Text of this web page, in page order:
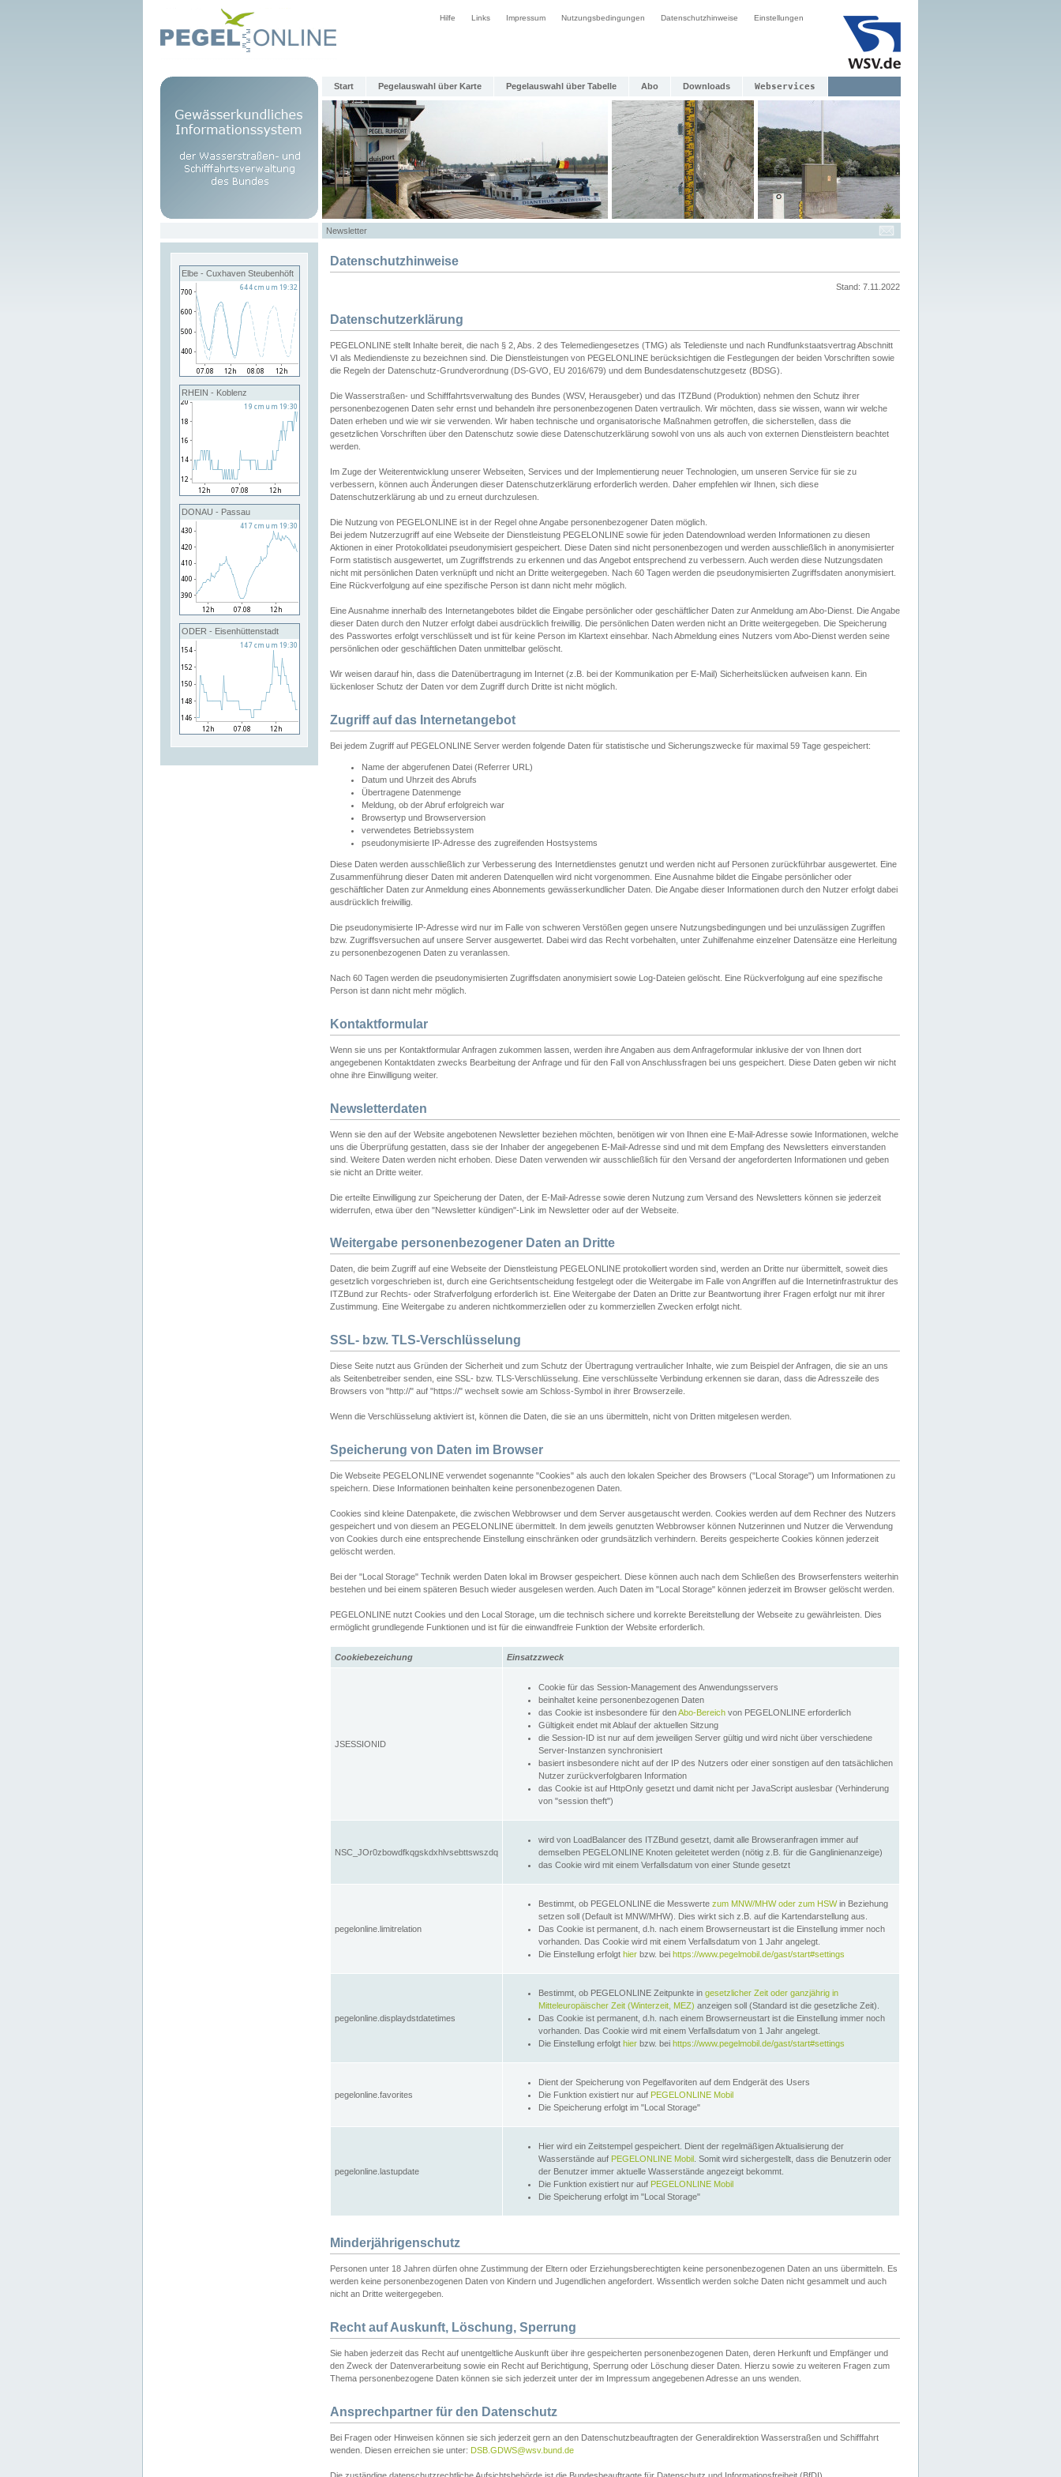
Hilfe Links Impressum Nutzungsbedingungen Datenschutzhinweise Einstellungen
Start Pegelauswahl über Karte Pegelauswahl über Tabelle Abo Downloads Webservices
Newsletter
Elbe - Cuxhaven Steubenhöft
RHEIN - Koblenz
DONAU - Passau
ODER - Eisenhüttenstadt
Datenschutzhinweise
Stand: 7.11.2022
Datenschutzerklärung
PEGELONLINE stellt Inhalte bereit, die nach § 2, Abs. 2 des Telemediengesetzes (TMG) als Teledienste und nach Rundfunkstaatsvertrag Abschnitt
VI als Mediendienste zu bezeichnen sind. Die Dienstleistungen von PEGELONLINE berücksichtigen die Festlegungen der beiden Vorschriften sowie
die Regeln der Datenschutz-Grundverordnung (DS-GVO, EU 2016/679) und dem Bundesdatenschutzgesetz (BDSG).
Die Wasserstraßen- und Schifffahrtsverwaltung des Bundes (WSV, Herausgeber) und das ITZBund (Produktion) nehmen den Schutz ihrer
personenbezogenen Daten sehr ernst und behandeln ihre personenbezogenen Daten vertraulich. Wir möchten, dass sie wissen, wann wir welche
Daten erheben und wie wir sie verwenden. Wir haben technische und organisatorische Maßnahmen getroffen, die sicherstellen, dass die
gesetzlichen Vorschriften über den Datenschutz sowie diese Datenschutzerklärung sowohl von uns als auch von externen Dienstleistern beachtet
werden.
Im Zuge der Weiterentwicklung unserer Webseiten, Services und der Implementierung neuer Technologien, um unseren Service für sie zu
verbessern, können auch Änderungen dieser Datenschutzerklärung erforderlich werden. Daher empfehlen wir Ihnen, sich diese
Datenschutzerklärung ab und zu erneut durchzulesen.
Die Nutzung von PEGELONLINE ist in der Regel ohne Angabe personenbezogener Daten möglich.
Bei jedem Nutzerzugriff auf eine Webseite der Dienstleistung PEGELONLINE sowie für jeden Datendownload werden Informationen zu diesen
Aktionen in einer Protokolldatei pseudonymisiert gespeichert. Diese Daten sind nicht personenbezogen und werden ausschließlich in anonymisierter
Form statistisch ausgewertet, um Zugriffstrends zu erkennen und das Angebot entsprechend zu verbessern. Auch werden diese Nutzungsdaten
nicht mit persönlichen Daten verknüpft und nicht an Dritte weitergegeben. Nach 60 Tagen werden die pseudonymisierten Zugriffsdaten anonymisiert.
Eine Rückverfolgung auf eine spezifische Person ist dann nicht mehr möglich.
Eine Ausnahme innerhalb des Internetangebotes bildet die Eingabe persönlicher oder geschäftlicher Daten zur Anmeldung am Abo-Dienst. Die Angabe
dieser Daten durch den Nutzer erfolgt dabei ausdrücklich freiwillig. Die persönlichen Daten werden nicht an Dritte weitergegeben. Die Speicherung
des Passwortes erfolgt verschlüsselt und ist für keine Person im Klartext einsehbar. Nach Abmeldung eines Nutzers vom Abo-Dienst werden seine
persönlichen oder geschäftlichen Daten unmittelbar gelöscht.
Wir weisen darauf hin, dass die Datenübertragung im Internet (z.B. bei der Kommunikation per E-Mail) Sicherheitslücken aufweisen kann. Ein
lückenloser Schutz der Daten vor dem Zugriff durch Dritte ist nicht möglich.
Zugriff auf das Internetangebot
Bei jedem Zugriff auf PEGELONLINE Server werden folgende Daten für statistische und Sicherungszwecke für maximal 59 Tage gespeichert:
Name der abgerufenen Datei (Referrer URL)
Datum und Uhrzeit des Abrufs
Übertragene Datenmenge
Meldung, ob der Abruf erfolgreich war
Browsertyp und Browserversion
verwendetes Betriebssystem
pseudonymisierte IP-Adresse des zugreifenden Hostsystems
Diese Daten werden ausschließlich zur Verbesserung des Internetdienstes genutzt und werden nicht auf Personen zurückführbar ausgewertet. Eine
Zusammenführung dieser Daten mit anderen Datenquellen wird nicht vorgenommen. Eine Ausnahme bildet die Eingabe persönlicher oder
geschäftlicher Daten zur Anmeldung eines Abonnements gewässerkundlicher Daten. Die Angabe dieser Informationen durch den Nutzer erfolgt dabei
ausdrücklich freiwillig.
Die pseudonymisierte IP-Adresse wird nur im Falle von schweren Verstößen gegen unsere Nutzungsbedingungen und bei unzulässigen Zugriffen
bzw. Zugriffsversuchen auf unsere Server ausgewertet. Dabei wird das Recht vorbehalten, unter Zuhilfenahme einzelner Datensätze eine Herleitung
zu personenbezogenen Daten zu veranlassen.
Nach 60 Tagen werden die pseudonymisierten Zugriffsdaten anonymisiert sowie Log-Dateien gelöscht. Eine Rückverfolgung auf eine spezifische
Person ist dann nicht mehr möglich.
Kontaktformular
Wenn sie uns per Kontaktformular Anfragen zukommen lassen, werden ihre Angaben aus dem Anfrageformular inklusive der von Ihnen dort
angegebenen Kontaktdaten zwecks Bearbeitung der Anfrage und für den Fall von Anschlussfragen bei uns gespeichert. Diese Daten geben wir nicht
ohne ihre Einwilligung weiter.
Newsletterdaten
Wenn sie den auf der Website angebotenen Newsletter beziehen möchten, benötigen wir von Ihnen eine E-Mail-Adresse sowie Informationen, welche
uns die Überprüfung gestatten, dass sie der Inhaber der angegebenen E-Mail-Adresse sind und mit dem Empfang des Newsletters einverstanden
sind. Weitere Daten werden nicht erhoben. Diese Daten verwenden wir ausschließlich für den Versand der angeforderten Informationen und geben
sie nicht an Dritte weiter.
Die erteilte Einwilligung zur Speicherung der Daten, der E-Mail-Adresse sowie deren Nutzung zum Versand des Newsletters können sie jederzeit
widerrufen, etwa über den "Newsletter kündigen"-Link im Newsletter oder auf der Webseite.
Weitergabe personenbezogener Daten an Dritte
Daten, die beim Zugriff auf eine Webseite der Dienstleistung PEGELONLINE protokolliert worden sind, werden an Dritte nur übermittelt, soweit dies
gesetzlich vorgeschrieben ist, durch eine Gerichtsentscheidung festgelegt oder die Weitergabe im Falle von Angriffen auf die Internetinfrastruktur des
ITZBund zur Rechts- oder Strafverfolgung erforderlich ist. Eine Weitergabe der Daten an Dritte zur Beantwortung ihrer Fragen erfolgt nur mit ihrer
Zustimmung. Eine Weitergabe zu anderen nichtkommerziellen oder zu kommerziellen Zwecken erfolgt nicht.
SSL- bzw. TLS-Verschlüsselung
Diese Seite nutzt aus Gründen der Sicherheit und zum Schutz der Übertragung vertraulicher Inhalte, wie zum Beispiel der Anfragen, die sie an uns
als Seitenbetreiber senden, eine SSL- bzw. TLS-Verschlüsselung. Eine verschlüsselte Verbindung erkennen sie daran, dass die Adresszeile des
Browsers von "http://" auf "https://" wechselt sowie am Schloss-Symbol in ihrer Browserzeile.
Wenn die Verschlüsselung aktiviert ist, können die Daten, die sie an uns übermitteln, nicht von Dritten mitgelesen werden.
Speicherung von Daten im Browser
Die Webseite PEGELONLINE verwendet sogenannte "Cookies" als auch den lokalen Speicher des Browsers ("Local Storage") um Informationen zu
speichern. Diese Informationen beinhalten keine personenbezogenen Daten.
Cookies sind kleine Datenpakete, die zwischen Webbrowser und dem Server ausgetauscht werden. Cookies werden auf dem Rechner des Nutzers
gespeichert und von diesem an PEGELONLINE übermittelt. In dem jeweils genutzten Webbrowser können Nutzerinnen und Nutzer die Verwendung
von Cookies durch eine entsprechende Einstellung einschränken oder grundsätzlich verhindern. Bereits gespeicherte Cookies können jederzeit
gelöscht werden.
Bei der "Local Storage" Technik werden Daten lokal im Browser gespeichert. Diese können auch nach dem Schließen des Browserfensters weiterhin
bestehen und bei einem späteren Besuch wieder ausgelesen werden. Auch Daten im "Local Storage" können jederzeit im Browser gelöscht werden.
PEGELONLINE nutzt Cookies und den Local Storage, um die technisch sichere und korrekte Bereitstellung der Webseite zu gewährleisten. Dies
ermöglicht grundlegende Funktionen und ist für die einwandfreie Funktion der Website erforderlich.
Cookiebezeichung Einsatzzweck
JSESSIONID
Cookie für das Session-Management des Anwendungsservers
beinhaltet keine personenbezogenen Daten
das Cookie ist insbesondere für denAbo-Bereich von PEGELONLINE erforderlich
Gültigkeit endet mit Ablauf der aktuellen Sitzung
die Session-ID ist nur auf dem jeweiligen Server gültig und wird nicht über verschiedene
Server-Instanzen synchronisiert
basiert insbesondere nicht auf der IP des Nutzers oder einer sonstigen auf den tatsächlichen
Nutzer zurückverfolgbaren Information
das Cookie ist auf HttpOnly gesetzt und damit nicht per JavaScript auslesbar (Verhinderung
von "session theft")
NSC_JOr0zbowdfkqgskdxhlvsebttswszdq
wird von LoadBalancer des ITZBund gesetzt, damit alle Browseranfragen immer auf
demselben PEGELONLINE Knoten geleitetet werden (nötig z.B. für die Ganglinienanzeige)
das Cookie wird mit einem Verfallsdatum von einer Stunde gesetzt
pegelonline.limitrelation
Bestimmt, ob PEGELONLINE die Messwerte zum MNW/MHW oder zum HSWin Beziehung
setzen soll (Default ist MNW/MHW). Dies wirkt sich z.B. auf die Kartendarstellung aus.
Das Cookie ist permanent, d.h. nach einem Browserneustart ist die Einstellung immer noch
vorhanden. Das Cookie wird mit einem Verfallsdatum von 1 Jahr angelegt.
Die Einstellung erfolgt hier bzw. bei https://www.pegelmobil.de/gast/start#settings
pegelonline.displaydstdatetimes
Bestimmt, ob PEGELONLINE Zeitpunkte in gesetzlicher Zeit oder ganzjährig in
Mitteleuropäischer Zeit (Winterzeit, MEZ) anzeigen soll (Standard ist die gesetzliche Zeit).
Das Cookie ist permanent, d.h. nach einem Browserneustart ist die Einstellung immer noch
vorhanden. Das Cookie wird mit einem Verfallsdatum von 1 Jahr angelegt.
Die Einstellung erfolgt hier bzw. bei https://www.pegelmobil.de/gast/start#settings
pegelonline.favorites
Dient der Speicherung von Pegelfavoriten auf dem Endgerät des Users
Die Funktion existiert nur auf PEGELONLINE Mobil
Die Speicherung erfolgt im "Local Storage"
pegelonline.lastupdate
Hier wird ein Zeitstempel gespeichert. Dient der regelmäßigen Aktualisierung der
Wasserstände auf PEGELONLINE Mobil . Somit wird sichergestellt, dass die Benutzerin oder
der Benutzer immer aktuelle Wasserstände angezeigt bekommt.
Die Funktion existiert nur auf PEGELONLINE Mobil
Die Speicherung erfolgt im "Local Storage"
Minderjährigenschutz
Personen unter 18 Jahren dürfen ohne Zustimmung der Eltern oder Erziehungsberechtigten keine personenbezogenen Daten an uns übermitteln. Es
werden keine personenbezogenen Daten von Kindern und Jugendlichen angefordert. Wissentlich werden solche Daten nicht gesammelt und auch
nicht an Dritte weitergegeben.
Recht auf Auskunft, Löschung, Sperrung
Sie haben jederzeit das Recht auf unentgeltliche Auskunft über ihre gespeicherten personenbezogenen Daten, deren Herkunft und Empfänger und
den Zweck der Datenverarbeitung sowie ein Recht auf Berichtigung, Sperrung oder Löschung dieser Daten. Hierzu sowie zu weiteren Fragen zum
Thema personenbezogene Daten können sie sich jederzeit unter der im Impressum angegebenen Adresse an uns wenden.
Ansprechpartner für den Datenschutz
Bei Fragen oder Hinweisen können sie sich jederzeit gern an den Datenschutzbeauftragten der Generaldirektion Wasserstraßen und Schifffahrt
wenden. Diesen erreichen sie unter: DSB.GDWS@wsv.bund.de